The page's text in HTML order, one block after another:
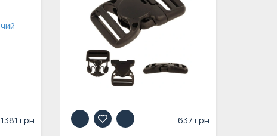
1381 грн 637 грн